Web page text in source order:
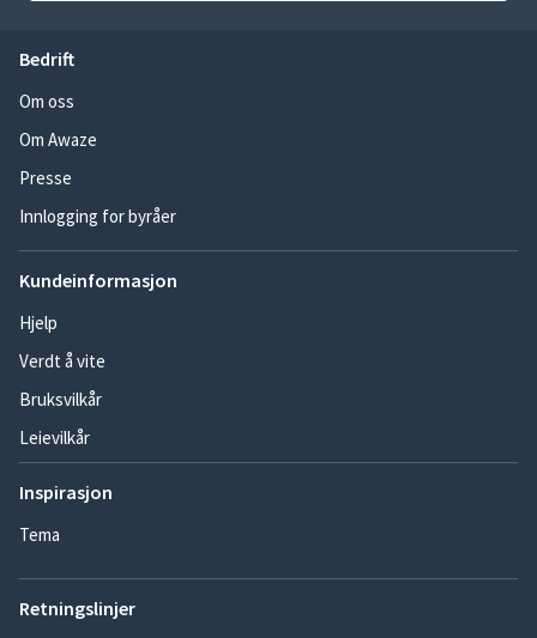
Bedrift
Om oss
Om Awaze
Presse
Innlogging for byråer
Kundeinformasjon
Hjelp
Verdt å vite
Bruksvilkår
Leievilkår
Inspirasjon
Tema
Retningslinjer